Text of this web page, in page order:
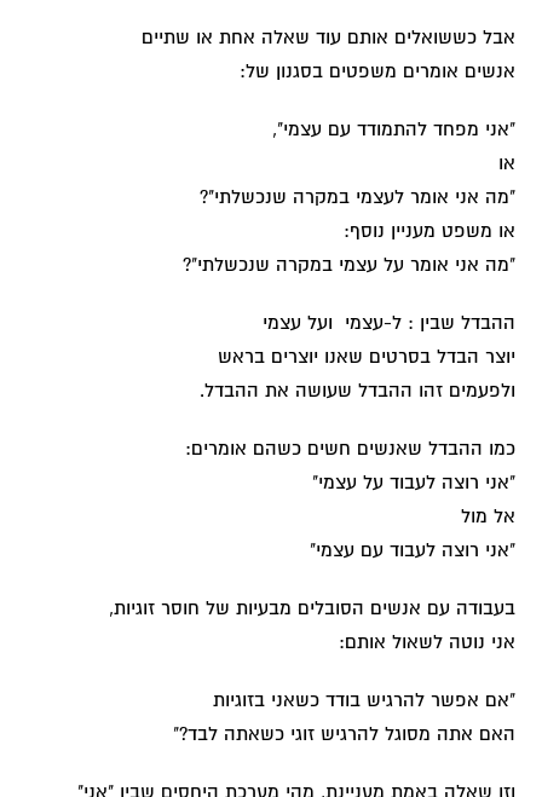
אבל כששואלים אותם עוד שאלה אחת או שתיים
אנשים אומרים משפטים בסגנון של:
"אני מפחד להתמודד עם עצמי",
או
"מה אני אומר לעצמי במקרה שנכשלתי"?
או משפט מעניין נוסף:
"מה אני אומר על עצמי במקרה שנכשלתי"?
ההבדל שבין : ל-עצמי ועל עצמי
יוצר הבדל בסרטים שאנו יוצרים בראש
ולפעמים זהו ההבדל שעושה את ההבדל.
כמו ההבדל שאנשים חשים כשהם אומרים:
"אני רוצה לעבוד על עצמי"
אל מול
"אני רוצה לעבוד עם עצמי"
בעבודה עם אנשים הסובלים מבעיות של חוסר זוגיות,
אני נוטה לשאול אותם:
"אם אפשר להרגיש בודד כשאני בזוגיות
האם אתה מסוגל להרגיש זוגי כשאתה לבד?"